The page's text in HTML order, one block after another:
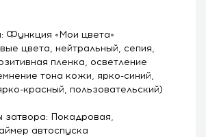
«Мои цвета»
цвета, нейтральный, сепия,
пленка, осветление
тона кожи, ярко-синий,
красный, пользовательский)
Покадровая,
автоспуска